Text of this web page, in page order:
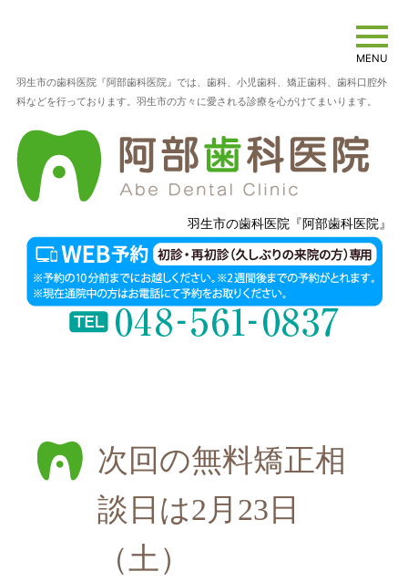
MENU
羽生市の歯科医院『阿部歯科医院』では、歯科、小児歯科、矯正歯科、歯科口腔外
科などを行っております。羽生市の方々に愛される診療を心がけてまいります。
羽生市の歯科医院『阿部歯科医院』
次回の無料矯正相
談日は2月23日
（土）